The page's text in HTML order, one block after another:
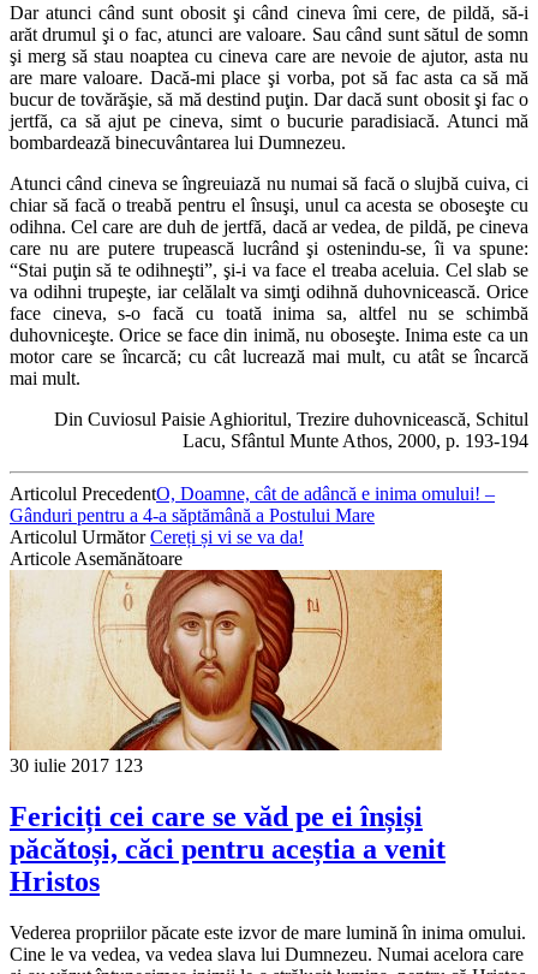
Dar atunci când sunt obosit şi când cineva îmi cere, de pildă, să-i
arăt drumul şi o fac, atunci are valoare. Sau când sunt sătul de somn
şi merg să stau noaptea cu cineva care are nevoie de ajutor, asta nu
are mare valoare. Dacă-mi place şi vorba, pot să fac asta ca să mă
bucur de tovărăşie, să mă destind puţin. Dar dacă sunt obosit şi fac o
jertfă, ca să ajut pe cineva, simt o bucurie paradisiacă. Atunci mă
bombardează binecuvântarea lui Dumnezeu.
Atunci când cineva se îngreuiază nu numai să facă o slujbă cuiva, ci
chiar să facă o treabă pentru el însuşi, unul ca acesta se oboseşte cu
odihna. Cel care are duh de jertfă, dacă ar vedea, de pildă, pe cineva
care nu are putere trupească lucrând şi ostenindu-se, îi va spune:
“Stai puţin să te odihneşti”, şi-i va face el treaba aceluia. Cel slab se
va odihni trupeşte, iar celălalt va simţi odihnă duhovnicească. Orice
face cineva, s-o facă cu toată inima sa, altfel nu se schimbă
duhovniceşte. Orice se face din inimă, nu oboseşte. Inima este ca un
motor care se încarcă; cu cât lucrează mai mult, cu atât se încarcă
mai mult.
Din Cuviosul Paisie Aghioritul, Trezire duhovnicească, Schitul
Lacu, Sfântul Munte Athos, 2000, p. 193-194
Articolul PrecedentO, Doamne, cât de adâncă e inima omului! –
Gânduri pentru a 4-a săptămână a Postului Mare
Articolul UrmătorCereți și vi se va da!
Articole Asemănătoare
30 iulie 2017 123
Fericiți cei care se văd pe ei înșiși
păcătoși, căci pentru aceștia a venit
Hristos
Vederea propriilor păcate este izvor de mare lumină în inima omului.
Cine le va vedea, va vedea slava lui Dumnezeu. Numai acelora care